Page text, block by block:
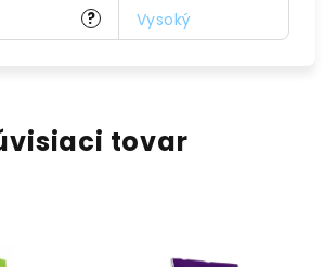
?
Vysoký
tovar